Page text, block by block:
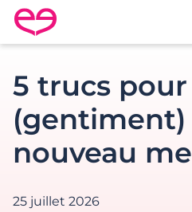
Rencontre en France avec
5 trucs
nouveau
25 juillet 2026